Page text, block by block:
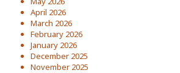
April 2026
March 2026
February 2026
January 2026
December 2025
November 2025